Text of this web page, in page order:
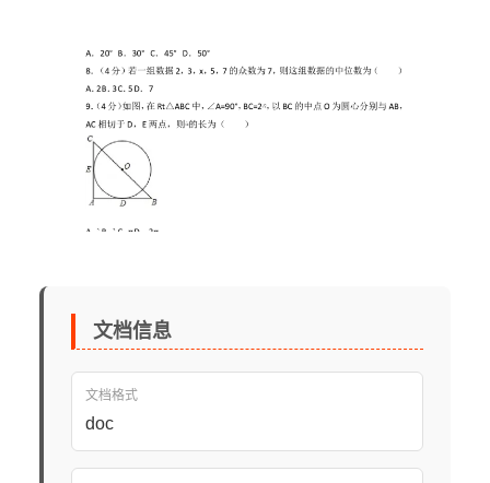
文档信息
文档格式
doc